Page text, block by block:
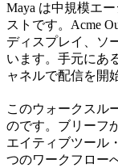
Maya は中規模エ
ストです。Acme
ディスプレイ、ソ
います。手元にあ
ャネルで配信を開
このウォークスル
のです。ブリーフ
エイティブツール
つのワークフロー